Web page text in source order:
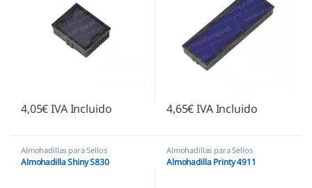
4,05€IVA Incluido 4,65€IVA Incluido
Almohadillas para Sellos
Automáticos ,Almohadillas Shiny
Almohadilla Shiny S830
Almohadillas para Sellos
Automáticos ,Almohadillas Trodat
Almohadilla Printy 4911